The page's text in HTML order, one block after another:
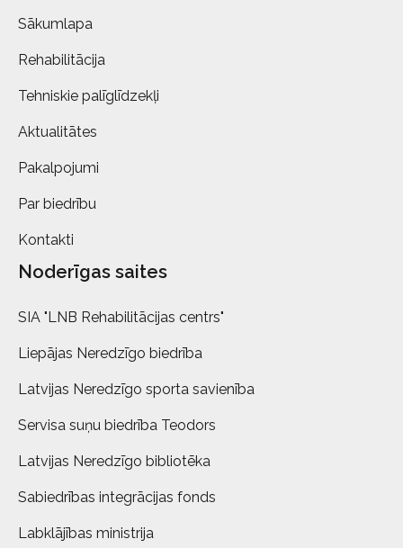
Sākumlapa
Rehabilitācija
Tehniskie palīglīdzekļi
Aktualitātes
Pakalpojumi
Par biedrību
Kontakti
Noderīgas saites
SIA "LNB Rehabilitācijas centrs"
Liepājas Neredzīgo biedrība
Latvijas Neredzīgo sporta savienība
Servisa suņu biedrība Teodors
Latvijas Neredzīgo bibliotēka
Sabiedrības integrācijas fonds
Labklājības ministrija